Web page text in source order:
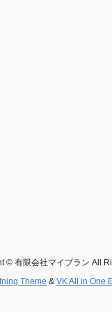
© 有限会社マイプラン All
Theme & VK All in One